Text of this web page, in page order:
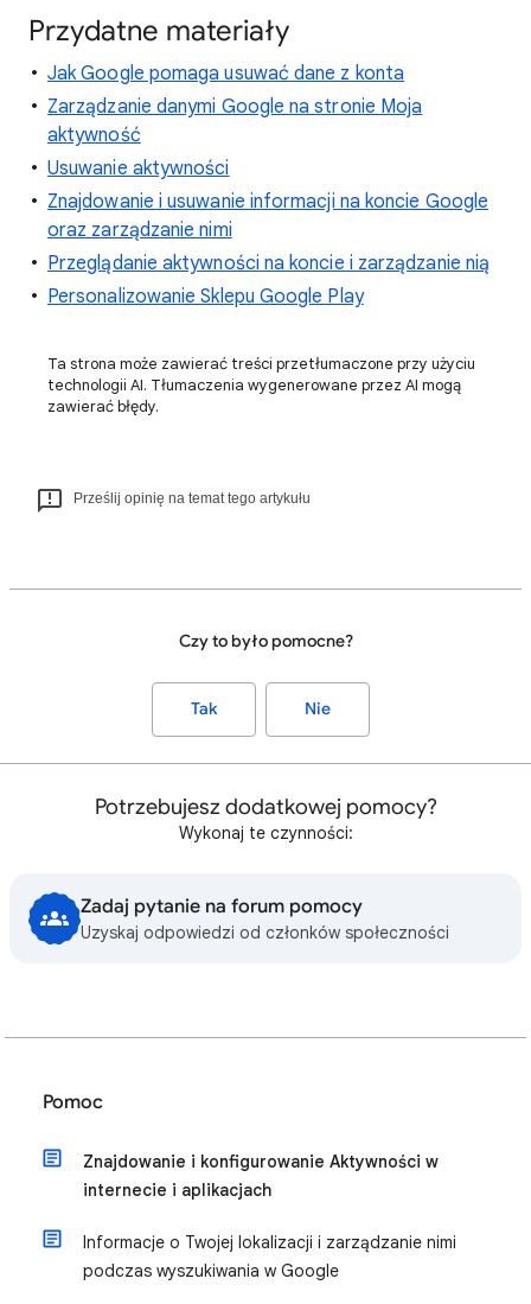
Przydatne materiały
Jak Google pomaga usuwać dane z konta
Zarządzanie danymi Google na stronie Moja
aktywność
Usuwanie aktywności
Znajdowanie i usuwanie informacji na koncie Google
oraz zarządzanie nimi
Przeglądanie aktywności na koncie i zarządzanie nią
Personalizowanie Sklepu Google Play
Ta strona może zawierać treści przetłumaczone przy użyciu
technologii AI. Tłumaczenia wygenerowane przez AI mogą
zawierać błędy.
Prześlij opinię na temat tego artykułu
Czy to było pomocne?
Tak Nie
Potrzebujesz dodatkowej pomocy?
Wykonaj te czynności:
Zadaj pytanie na forum pomocy
Uzyskaj odpowiedzi od członków społeczności
Pomoc
Znajdowanie i konfigurowanie Aktywności w
internecie i aplikacjach
Informacje o Twojej lokalizacji i zarządzanie nimi
podczas wyszukiwania w Google